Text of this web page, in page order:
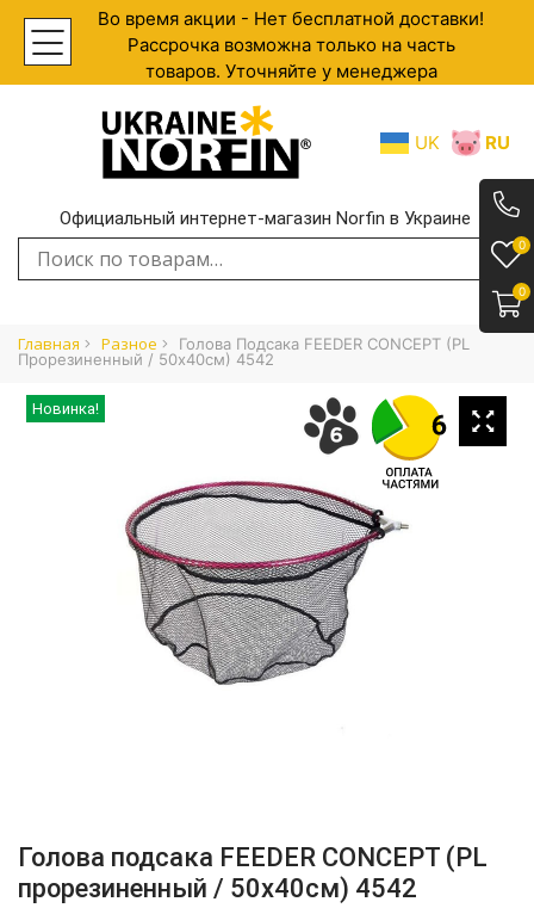
Во время акции - Нет бесплатной доставки!
Рассрочка возможна только на часть
товаров. Уточняйте у менеджера
UK RU
Официальный интернет-магазин Norfin в Украине
Искать:
Главная Разное
Голова Подсака FEEDER CONCEPT (PL
Прорезиненный / 50х40см) 4542
0
0
Новинка!
Голова подсака FEEDER CONCEPT (PL
прорезиненный / 50х40см) 4542